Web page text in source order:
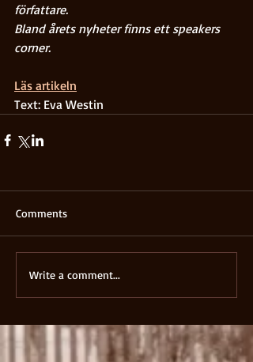
författare.
Bland årets nyheter finns ett speakers
corner.
Läs artikeln
Text: Eva Westin
Comments
Write a comment...